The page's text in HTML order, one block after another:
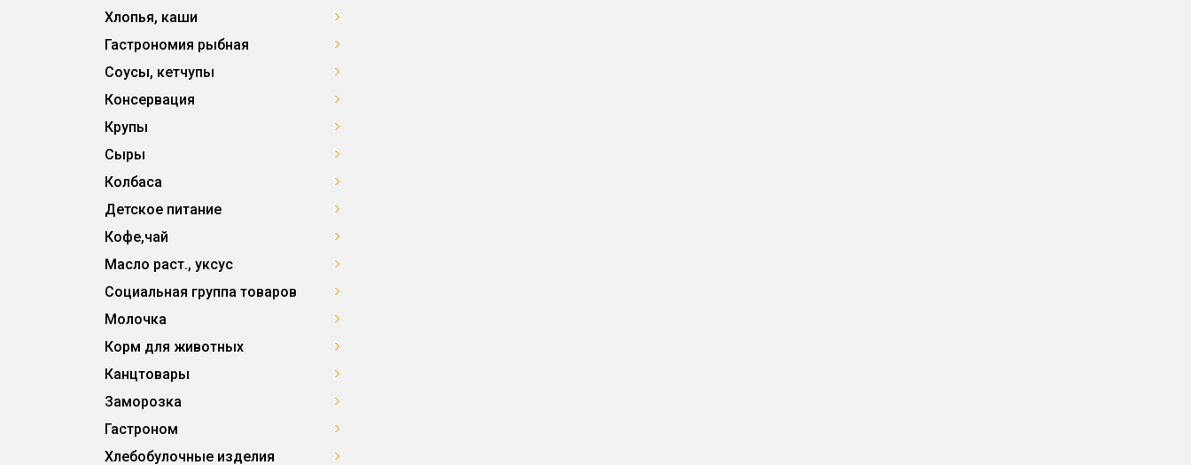
Хлопья, каши
Гастрономия рыбная
Соусы, кетчупы
Консервация
Крупы
Сыры
Колбаса
Детское питание
Кофе,чай
Масло раст., уксус
Социальная группа товаров
Молочка
Корм для животных
Канцтовары
Заморозка
Гастроном
Хлебобулочные изделия